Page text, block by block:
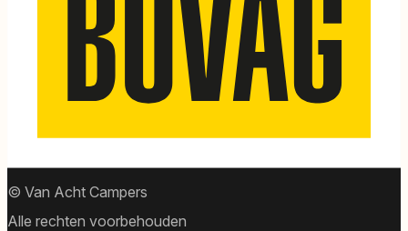
© Van Acht Campers
Alle rechten voorbehouden